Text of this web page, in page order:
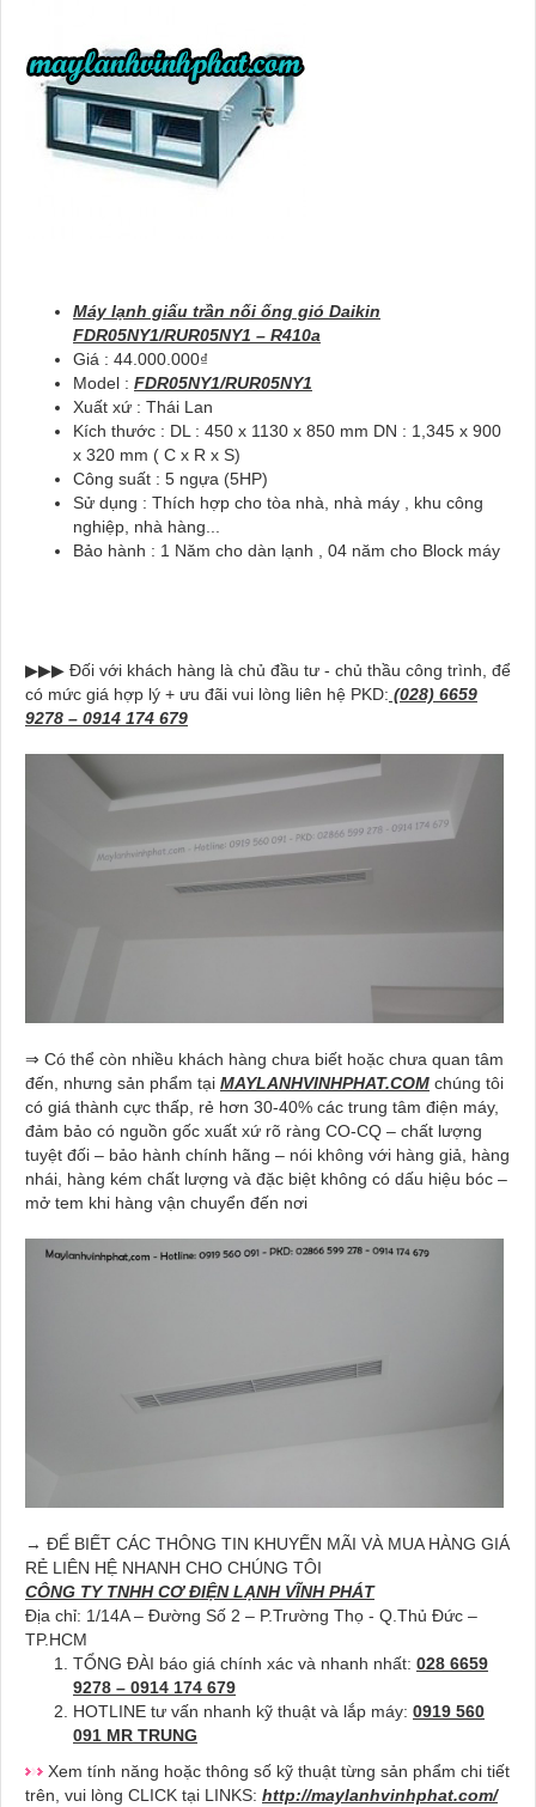
Máy lạnh giấu trần nối ống gió Daikin
FDR05NY1/RUR05NY1 – R410a
Giá : 44.000.000₫
Model : FDR05NY1/RUR05NY1
Xuất xứ : Thái Lan
Kích thước : DL : 450 x 1130 x 850 mm DN : 1,345 x 900
x 320 mm ( C x R x S)
Công suất : 5 ngựa (5HP)
Sử dụng : Thích hợp cho tòa nhà, nhà máy , khu công
nghiệp, nhà hàng...
Bảo hành : 1 Năm cho dàn lạnh , 04 năm cho Block máy
▶▶▶ Đối với khách hàng là chủ đầu tư - chủ thầu công trình, để
có mức giá hợp lý + ưu đãi vui lòng liên hệ PKD: (028) 6659
9278 – 0914 174 679
⇒ Có thể còn nhiều khách hàng chưa biết hoặc chưa quan tâm
đến, nhưng sản phẩm tại MAYLANHVINHPHAT.COM chúng tôi
có giá thành cực thấp, rẻ hơn 30-40% các trung tâm điện máy,
đảm bảo có nguồn gốc xuất xứ rõ ràng CO-CQ – chất lượng
tuyệt đối – bảo hành chính hãng – nói không với hàng giả, hàng
nhái, hàng kém chất lượng và đặc biệt không có dấu hiệu bóc –
mở tem khi hàng vận chuyển đến nơi
→ ĐỂ BIẾT CÁC THÔNG TIN KHUYẾN MÃI VÀ MUA HÀNG GIÁ
RẺ LIÊN HỆ NHANH CHO CHÚNG TÔI
CÔNG TY TNHH CƠ ĐIỆN LẠNH VĨNH PHÁT
Địa chỉ: 1/14A – Đường Số 2 – P.Trường Thọ - Q.Thủ Đức –
TP.HCM
TỔNG ĐÀI báo giá chính xác và nhanh nhất: 028 6659
9278 – 0914 174 679
HOTLINE tư vấn nhanh kỹ thuật và lắp máy: 0919 560
091 MR TRUNG
Xem tính năng hoặc thông số kỹ thuật từng sản phẩm chi tiết
trên, vui lòng CLICK tại LINKS: http://maylanhvinhphat.com/